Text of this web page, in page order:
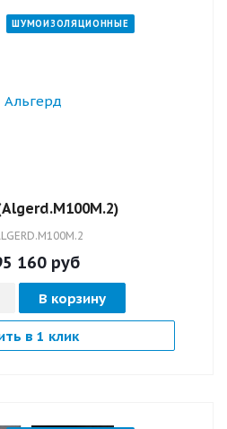
ШУМОИЗОЛЯЦИОННЫЕ
160 руб
В корзину
в 1 клик